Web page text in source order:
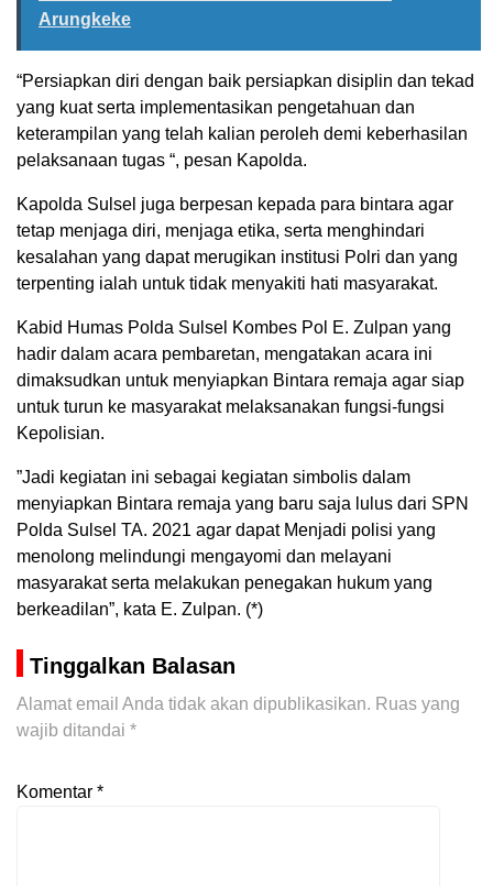
Arungkeke
“Persiapkan diri dengan baik persiapkan disiplin dan tekad
yang kuat serta implementasikan pengetahuan dan
keterampilan yang telah kalian peroleh demi keberhasilan
pelaksanaan tugas “, pesan Kapolda.
Kapolda Sulsel juga berpesan kepada para bintara agar
tetap menjaga diri, menjaga etika, serta menghindari
kesalahan yang dapat merugikan institusi Polri dan yang
terpenting ialah untuk tidak menyakiti hati masyarakat.
Kabid Humas Polda Sulsel Kombes Pol E. Zulpan yang
hadir dalam acara pembaretan, mengatakan acara ini
dimaksudkan untuk menyiapkan Bintara remaja agar siap
untuk turun ke masyarakat melaksanakan fungsi-fungsi
Kepolisian.
”Jadi kegiatan ini sebagai kegiatan simbolis dalam
menyiapkan Bintara remaja yang baru saja lulus dari SPN
Polda Sulsel TA. 2021 agar dapat Menjadi polisi yang
menolong melindungi mengayomi dan melayani
masyarakat serta melakukan penegakan hukum yang
berkeadilan”, kata E. Zulpan. (*)
Tinggalkan Balasan
Alamat email Anda tidak akan dipublikasikan. Ruas yang
wajib ditandai *
Komentar *